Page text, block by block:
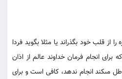
را از قلب خود بگذراند يا مثلا بگويد فردا
براى انجام فرمان خداوند عالم از اذان
مى‏كند انجام ندهد، كافى است و براى